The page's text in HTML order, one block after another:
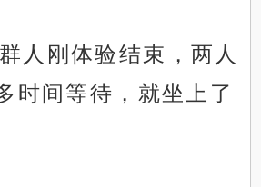
人刚体验结束，两人
时间等待，就坐上了